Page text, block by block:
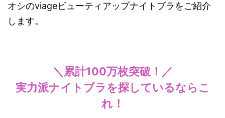
オシのviageビューティアップナイトブラをご紹介
します。
＼累計100万枚突破！／
実力派ナイトブラを探しているならこ
れ！